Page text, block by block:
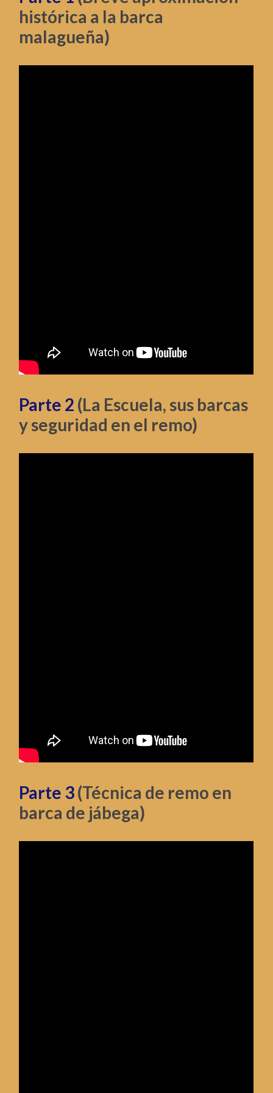
histórica a la barca
malagueña)
Parte 2 (La Escuela, sus barcas
y seguridad en el remo)
Parte 3(Técnica de remo en
barca de jábega)